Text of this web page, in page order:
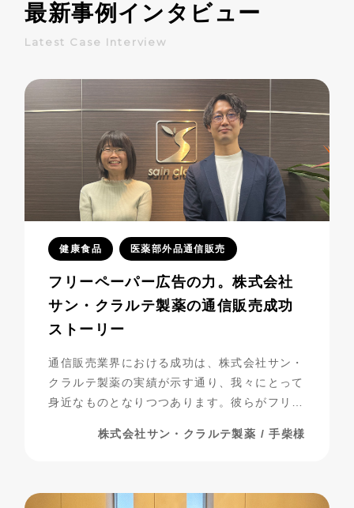
最新事例インタビュー
Latest Case Interview
健康食品 医薬部外品通信販売
フリーペーパー広告の力。株式会社
サン・クラルテ製薬の通信販売成功
ストーリー
通信販売業界における成功は、株式会社サン・
クラルテ製薬の実績が示す通り、我々にとって
身近なものとなりつつあります。彼らがフリー
過程には、多くの挑戦と努力が詰まっていま
株式会社サン・クラルテ製薬 / 手柴様